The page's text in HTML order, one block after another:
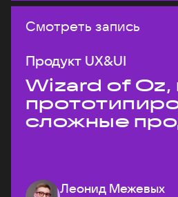
Смотреть запись
Продукт UX&UI
Wizard of Oz,
сложные
Леонид Межевых